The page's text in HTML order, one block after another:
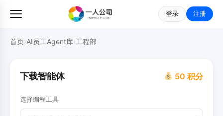
登录 注册
首页›AI员工Agent库›工程部
下载智能体 50 积分
选择编程工具